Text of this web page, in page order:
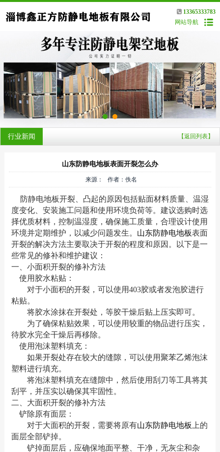
13365333783
网站导航
行业新闻 【返回列表】
山东防静电地板表面开裂怎么办
来源： 作者：佚名
防静电地板开裂、凸起的原因包括贴面材料质量、温湿
度变化、安装施工问题和使用环境负荷等。建议选购时选
择优质材料，控制温湿度，确保施工质量，合理设计使用
环境并定期维护，以减少问题发生。 山东防静电地板表面
开裂的解决方法主要取决于开裂的程度和原因。以下是一
些常见的修补和维护建议：
一、小面积开裂的修补方法
使用胶水粘贴：
对于小面积的开裂，可以使用403胶或者发泡胶进行
粘贴。
将胶水涂抹在开裂处，等胶干燥后贴上压实即可。
为了确保粘贴效果，可以使用较重的物品进行压实，
待胶水完全干燥后再移除。
使用泡沫塑料填充：
如果开裂处存在较大的缝隙，可以使用聚苯乙烯泡沫
塑料进行填充。
将泡沫塑料填充在缝隙中，然后使用刮刀等工具将其
刮平，并压实以确保其牢固性。
二、大面积开裂的修补方法
铲除原有面层：
对于大面积的开裂，需要将原有山东防静电地板 上的
面层全部铲掉。
铲掉面层后，应确保地面平整、干净，无灰尘和杂